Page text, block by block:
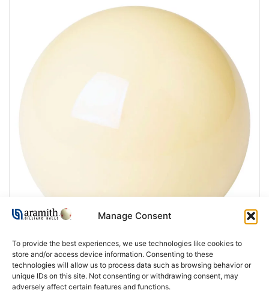
Manage Consent
To provide the best experiences, we use technologies like cookies to
store and/or access device information. Consenting to these
technologies will allow us to process data such as browsing behavior or
unique IDs on this site. Not consenting or withdrawing consent, may
adversely affect certain features and functions.